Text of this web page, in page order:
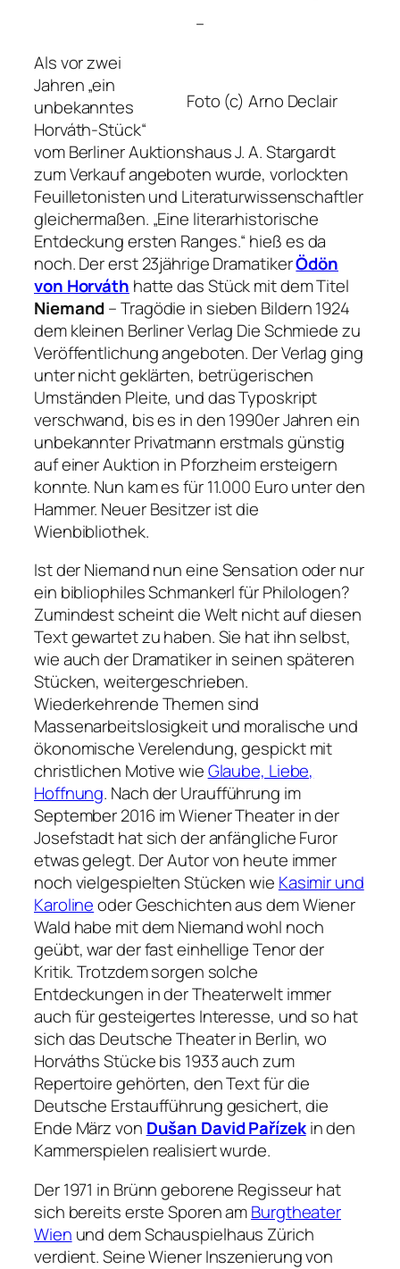
–
Foto (c) Arno Declair
Als vor zwei
Jahren „ein
unbekanntes
Horváth-Stück“
vom Berliner Auktionshaus J. A. Stargardt
zum Verkauf angeboten wurde, vorlockten
Feuilletonisten und Literaturwissenschaftler
gleichermaßen. „Eine literarhistorische
Entdeckung ersten Ranges.“ hieß es da
noch. Der erst 23jährige DramatikerÖdön
von Horváth hatte das Stück mit dem Titel
Niemand– Tragödie in sieben Bildern1924
dem kleinen Berliner Verlag Die Schmiede zu
Veröffentlichung angeboten. Der Verlag ging
unter nicht geklärten, betrügerischen
Umständen Pleite, und das Typoskript
verschwand, bis es in den 1990er Jahren ein
unbekannter Privatmann erstmals günstig
auf einer Auktion in Pforzheim ersteigern
konnte. Nun kam es für 11.000 Euro unter den
Hammer. Neuer Besitzer ist die
Wienbibliothek.
Ist derNiemandnun eine Sensation oder nur
ein bibliophiles Schmankerl für Philologen?
Zumindest scheint die Welt nicht auf diesen
Text gewartet zu haben. Sie hat ihn selbst,
wie auch der Dramatiker in seinen späteren
Stücken, weitergeschrieben.
Wiederkehrende Themen sind
Massenarbeitslosigkeit und moralische und
ökonomische Verelendung, gespickt mit
christlichen Motive wieGlaube, Liebe,
Hoffnung. Nach der Uraufführung im
September 2016 im Wiener Theater in der
Josefstadt hat sich der anfängliche Furor
etwas gelegt. Der Autor von heute immer
noch vielgespielten Stücken wie Kasimir und
KarolineoderGeschichten aus dem Wiener
Wald habe mit demNiemandwohl noch
geübt, war der fast einhellige Tenor der
Kritik. Trotzdem sorgen solche
Entdeckungen in der Theaterwelt immer
auch für gesteigertes Interesse, und so hat
sich das Deutsche Theater in Berlin, wo
Horváths Stücke bis 1933 auch zum
Repertoire gehörten, den Text für die
Deutsche Erstaufführung gesichert, die
Ende März von Dušan David Pařízekin den
Kammerspielen realisiert wurde.
Der 1971 in Brünn geborene Regisseur hat
sich bereits erste Sporen amBurgtheater
Wien und dem Schauspielhaus Zürich
verdient. Seine Wiener Inszenierung von